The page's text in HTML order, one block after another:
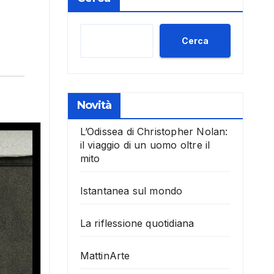
Cerca
Novità
L’Odissea di Christopher Nolan:
il viaggio di un uomo oltre il
mito
Istantanea sul mondo
La riflessione quotidiana
MattinArte